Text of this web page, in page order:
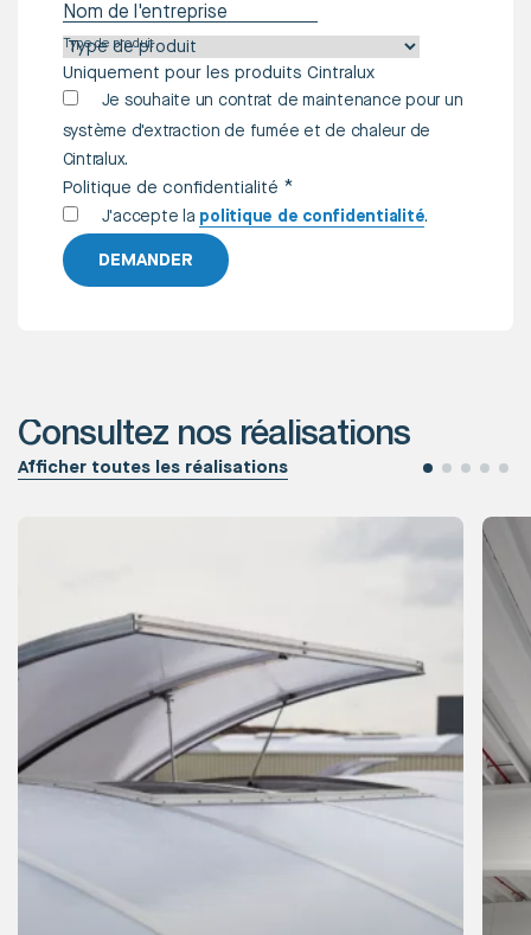
Nom de l'entreprise
Type de produit
Uniquement pour les produits Cintralux
Je souhaite un contrat de maintenance pour un
système d'extraction de fumée et de chaleur de
Cintralux.
Politique de confidentialité *
J'accepte la politique de confidentialité.
DEMANDER
Consultez nos réalisations
Afficher toutes les réalisations